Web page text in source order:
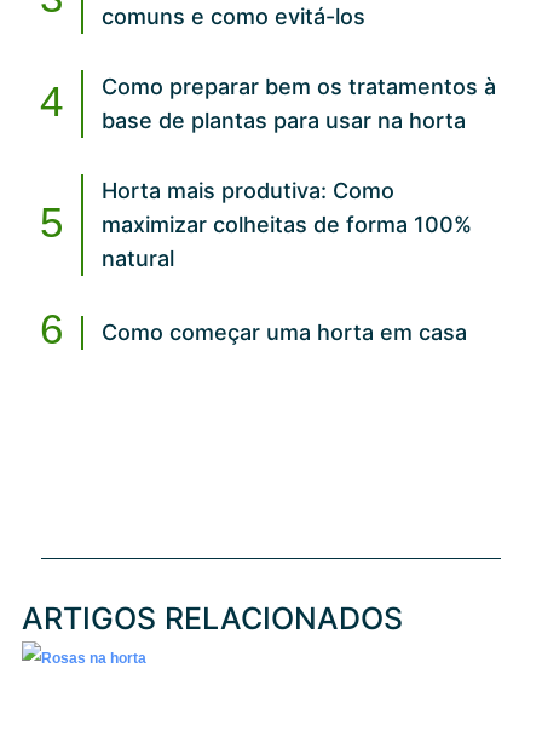
comuns e como evitá-los
Como preparar bem os tratamentos à
base de plantas para usar na horta
Horta mais produtiva: Como
maximizar colheitas de forma 100%
natural
Como começar uma horta em casa
ARTIGOS RELACIONADOS